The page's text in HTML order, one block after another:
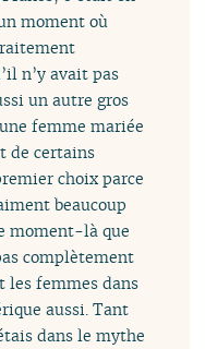
moment où
n’y avait pas
un autre gros
femme mariée
de certains
choix parce
beaucoup
moment-là que
complètement
femmes dans
aussi. Tant
dans le mythe